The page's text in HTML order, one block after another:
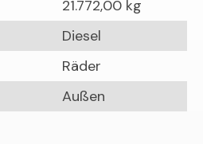
21.772,00 kg
Diesel
Räder
Außen